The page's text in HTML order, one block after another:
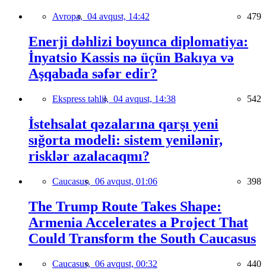
Avropa, 04 avqust, 14:42 479
Enerji dəhlizi boyunca diplomatiya:
İnyatsio Kassis nə üçün Bakıya və
Aşqabada səfər edir?
Ekspress təhlil, 04 avqust, 14:38 542
İstehsalat qəzalarına qarşı yeni
sığorta modeli: sistem yenilənir,
risklər azalacaqmı?
Caucasus, 06 avqust, 01:06 398
The Trump Route Takes Shape:
Armenia Accelerates a Project That
Could Transform the South Caucasus
Caucasus, 06 avqust, 00:32 440